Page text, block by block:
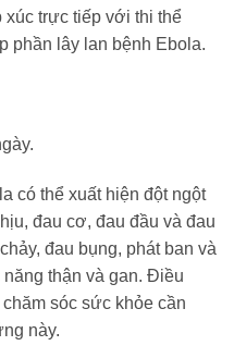
xúc trực tiếp với thi thể
phần lây lan bệnh Ebola.
có thể xuất hiện đột ngột
đau cơ, đau đầu và đau
đau bụng, phát ban và
thận và gan. Điều
sóc sức khỏe cần
này.